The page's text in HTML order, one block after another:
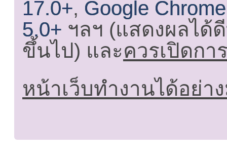
17.0+, Google
5.0+ ฯลฯ (แสดงผลได้
ขึ้นไป) และควรเปิดกา
หน้าเว็บทำงานได้อย่า